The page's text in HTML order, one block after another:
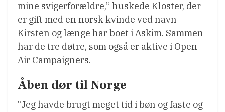
mine svigerforældre,” huskede Kloster, der
er gift med en norsk kvinde ved navn
Kirsten og længe har boet i Askim. Sammen
har de tre døtre, som også er aktive i Open
Air Campaigners.
Åben dør til Norge
”Jeg havde brugt meget tid i bøn og faste og